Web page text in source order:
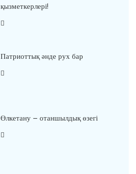
қызметкерлері!
Патриоттық әнде рух бар
Өлкетану – отаншылдық өзегі